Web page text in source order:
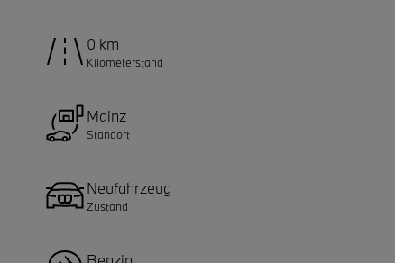
0 km
Kilometerstand
Mainz
Standort
Neufahrzeug
Zustand